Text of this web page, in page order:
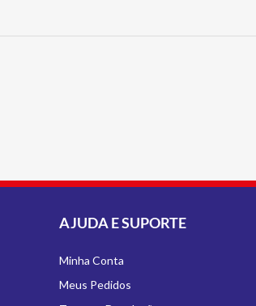
AJUDA E SUPORTE
Minha Conta
Meus Pedidos